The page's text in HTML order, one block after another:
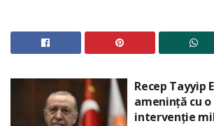
Recep Tayyip
amenință cu
intervenție